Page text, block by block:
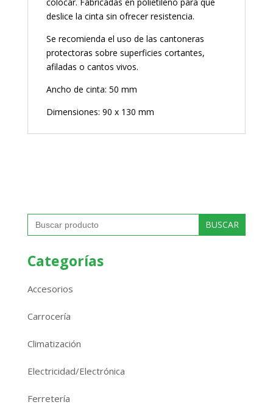
deslice la cinta sin ofrecer resistencia.
Se recomienda el uso de las cantoneras
protectoras sobre superficies cortantes,
afiladas o cantos vivos.
Ancho de cinta: 50 mm
Dimensiones: 90 x 130 mm
Buscar:
Categorías
Accesorios
Carrocería
Climatización
Electricidad/Electrónica
Ferretería